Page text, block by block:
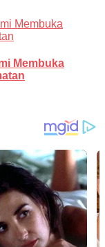
Membuka